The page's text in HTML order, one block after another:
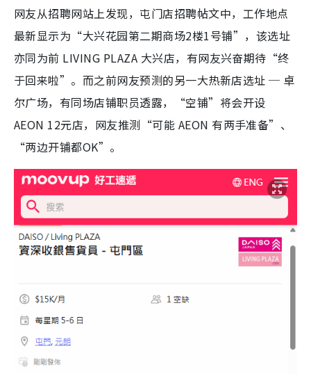
网友从招聘网站上发现，屯门店招聘帖文中，工作地点
最新显示为“大兴花园第二期商场2楼1号铺”，该选址
亦同为前 LIVING PLAZA 大兴店，有网友兴奋期待“终
于回来啦”。而之前网友预测的另一大热新店选址 ─ 卓
尔广场，有同场店铺职员透露，“空铺”将会开设
AEON 12元店，网友推测“可能 AEON 有两手准备”、
“两边开铺都OK”。